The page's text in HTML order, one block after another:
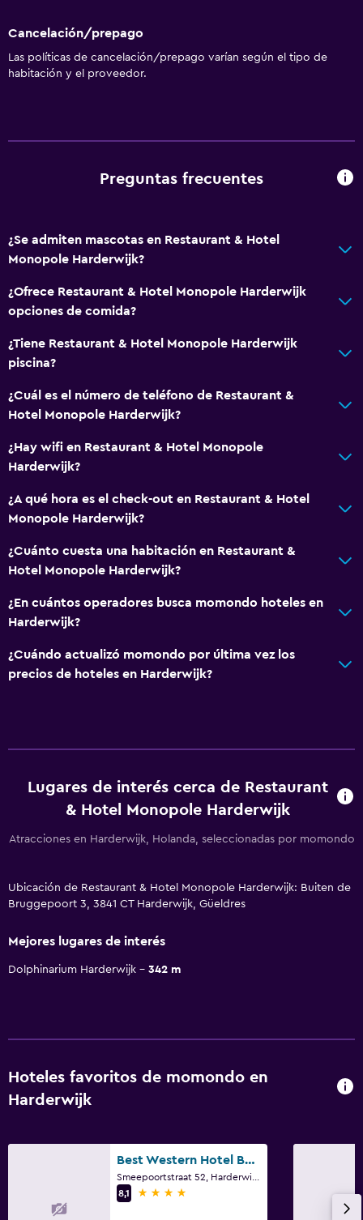
Cancelación/prepago
Las políticas de cancelación/prepago varían según el tipo de
habitación y el proveedor.
Preguntas frecuentes
¿Se admiten mascotas en Restaurant & Hotel
Monopole Harderwijk?
¿Ofrece Restaurant & Hotel Monopole Harderwijk
opciones de comida?
¿Tiene Restaurant & Hotel Monopole Harderwijk
piscina?
¿Cuál es el número de teléfono de Restaurant &
Hotel Monopole Harderwijk?
¿Hay wifi en Restaurant & Hotel Monopole
Harderwijk?
¿A qué hora es el check-out en Restaurant & Hotel
Monopole Harderwijk?
¿Cuánto cuesta una habitación en Restaurant &
Hotel Monopole Harderwijk?
¿En cuántos operadores busca momondo hoteles en
Harderwijk?
¿Cuándo actualizó momondo por última vez los
precios de hoteles en Harderwijk?
Lugares de interés cerca de Restaurant
& Hotel Monopole Harderwijk
Atracciones en Harderwijk, Holanda, seleccionadas por momondo
Ubicación de Restaurant & Hotel Monopole Harderwijk: Buiten de
Bruggepoort 3, 3841 CT Harderwijk, Güeldres
Mejores lugares de interés
Dolphinarium Harderwijk 342 m
Hoteles favoritos de momondo en
Harderwijk
Best Western Hotel Baars
8,1
4 estrellas